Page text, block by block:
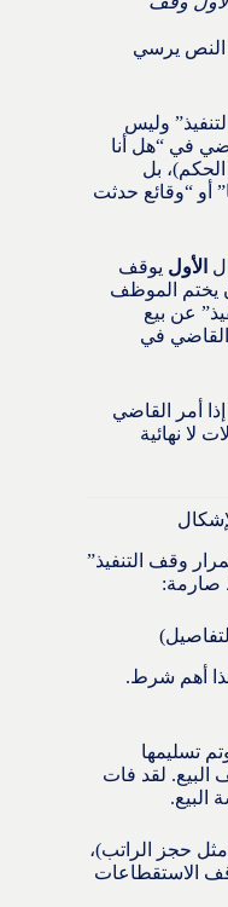
النص يرسي
وليس
في “هل أنا
بل
أو “وقائع حدثت
الأول يوقف
يختم الموظف
عن بيع
القاضي في
إذا أمر القاضي
لا نهائية
وقف التنفيذ”
صارمة:
أهم شرط.
تسليمها
البيع. لقد فات
البيع.
حجز الراتب)،
الاستقطاعات